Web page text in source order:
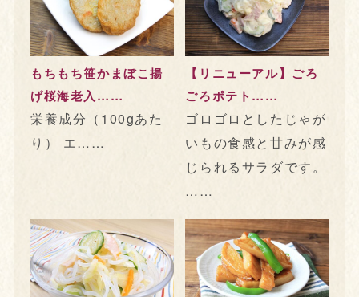
もちもち笹かまぼこ揚
げ桜海老入……
栄養成分（100gあた
り） エ……
【リニューアル】ごろ
ごろポテト……
ゴロゴロとしたじゃが
いもの食感と甘みが感
じられるサラダです。
……